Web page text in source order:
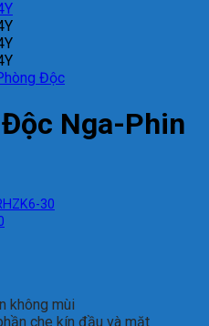
Độc
Nga-Phin
không mùi
che kín đầu và mặt